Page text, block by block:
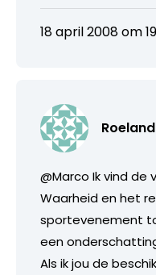
18 april 2008 om
@Marco Ik vind de
Waarheid en het
sportevenement
een
Als ik jou de